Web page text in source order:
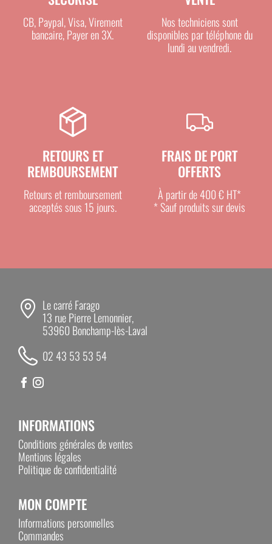
les bâtiments d’élevage existants
les zones de circulation contraintes
AUTOMATISATION POUR UN CONFORT
D’UTILISATION MAXIMAL
Le système automatique facilite la gestion
quotidienne du pédiluve :
Un gain de temps précieux pour l’éleveur, tout
en assurant une hygiène constante.
CONSTRUCTION INOX ROBUSTE ET
HYGIÉNIQUE
garantit :
une excellente résistance aux produits de
traitement
une durabilité élevée en milieu agricole
un nettoyage simple et rapide
CB, Paypal, Visa, Virement
bancaire, Payer en 3X.
Nos techniciens sont
disponibles par téléphone du
lundi au vendredi.
RETOURS ET
REMBOURSEMENT
Retours et remboursement
acceptés sous 15 jours.
FRAIS DE PORT
OFFERTS
À partir de 400 € HT*
* Sauf produits sur devis
Le carré Farago
13 rue Pierre Lemonnier,
53960 Bonchamp-lès-Laval
02 43 53 53 54
INFORMATIONS
Conditions générales de ventes
Mentions légales
Politique de confidentialité
MON COMPTE
Informations personnelles
Commandes